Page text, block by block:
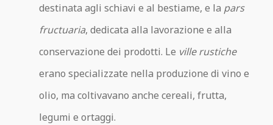
destinata agli schiavi e al bestiame, e la pars
fructuaria, dedicata alla lavorazione e alla
conservazione dei prodotti. Le ville rustiche
erano specializzate nella produzione di vino e
olio, ma coltivavano anche cereali, frutta,
legumi e ortaggi.